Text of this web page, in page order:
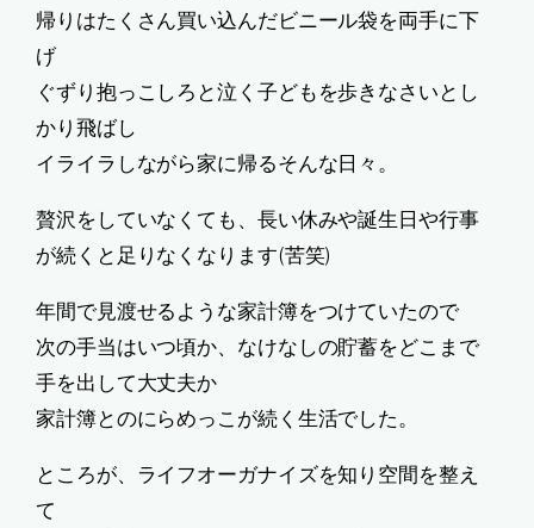
帰りはたくさん買い込んだビニール袋を両手に下
げ
ぐずり抱っこしろと泣く子どもを歩きなさいとし
かり飛ばし
イライラしながら家に帰るそんな日々。
贅沢をしていなくても、長い休みや誕生日や行事
が続くと足りなくなります(苦笑)
年間で見渡せるような家計簿をつけていたので
次の手当はいつ頃か、なけなしの貯蓄をどこまで
手を出して大丈夫か
家計簿とのにらめっこが続く生活でした。
ところが、ライフオーガナイズを知り空間を整え
て